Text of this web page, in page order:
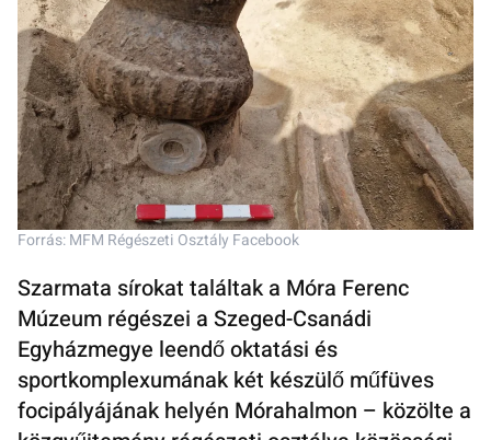
Forrás: MFM Régészeti Osztály Facebook
Szarmata sírokat találtak a Móra Ferenc
Múzeum régészei a Szeged-Csanádi
Egyházmegye leendő oktatási és
sportkomplexumának két készülő műfüves
focipályájának helyén Mórahalmon – közölte a